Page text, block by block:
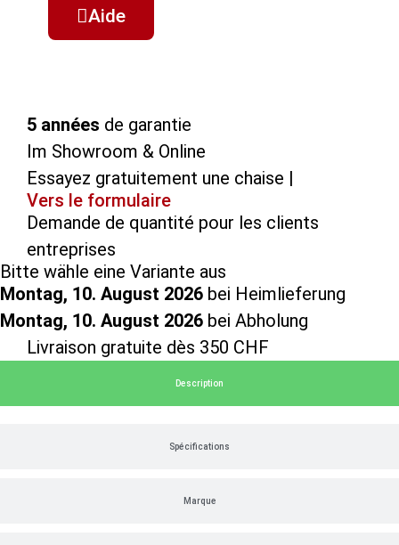
Aide
5 années de garantie
Im Showroom & Online
Essayez gratuitement une chaise |
Vers le formulaire
Demande de quantité pour les clients
entreprises
Bitte wähle eine Variante aus
Montag, 10. August 2026 bei Heimlieferung
Montag, 10. August 2026 bei Abholung
Livraison gratuite dès 350 CHF
Description
Spécifications
Marque